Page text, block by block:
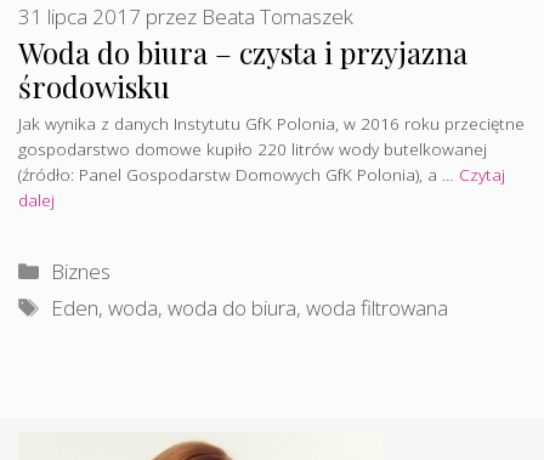
Woda do biura – czysta i przyjazna
środowisku
31 lipca 2017 przez Beata Tomaszek
Jak wynika z danych Instytutu GfK Polonia, w 2016 roku przeciętne
gospodarstwo domowe kupiło 220 litrów wody butelkowanej
(źródło: Panel Gospodarstw Domowych GfK Polonia), a … Czytaj
dalej
Kategorie
Biznes
Tagi
Eden,woda,woda do biura,woda filtrowana